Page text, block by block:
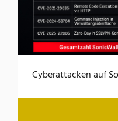
Cyberattacken auf